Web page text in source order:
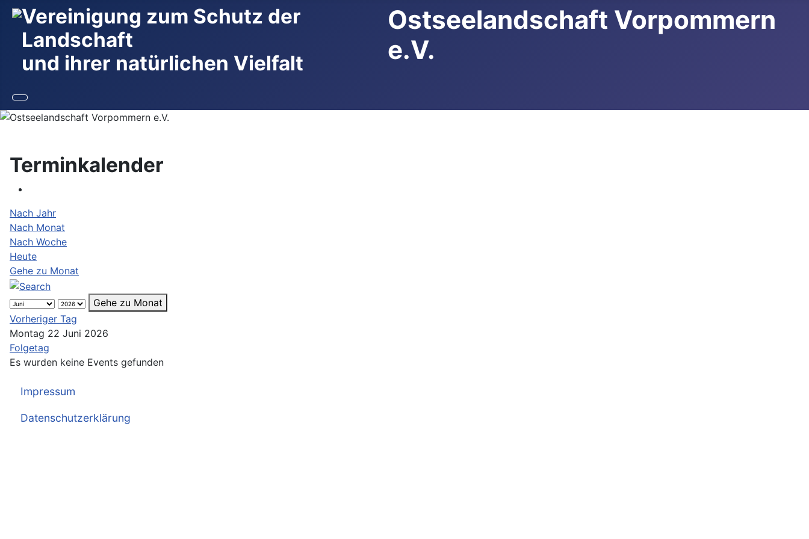
Vereinigung zum Schutz der
Landschaft
und ihrer natürlichen Vielfalt
Ostseelandschaft Vorpommern
e.V.
Terminkalender
Nach Jahr
Nach Monat
Nach Woche
Heute
Gehe zu Monat
Gehe zu Monat
Vorheriger Tag
Montag 22 Juni 2026
Folgetag
Es wurden keine Events gefunden
Impressum
Datenschutzerklärung